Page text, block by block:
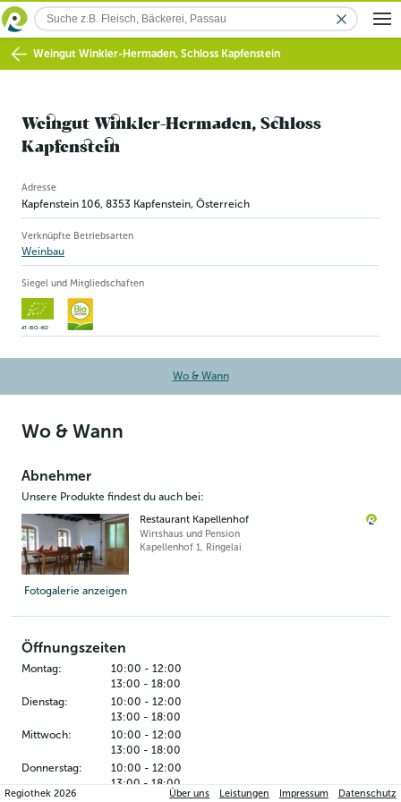
Weingut Winkler-Hermaden, Schloss Kapfenstein
Weingut Winkler-Hermaden, Schloss
Kapfenstein
Betriebsinformation
Adresse
Kapfenstein 106, 8353 Kapfenstein, Österreich
Verknüpfte Betriebsarten
Weinbau
Siegel und Mitgliedschaften
AT-BIO-402
Wo & Wann
Wo & Wann
Abnehmer
Unsere Produkte findest du auch bei:
Fotogalerie anzeigen
Restaurant Kapellenhof
Wirtshaus und Pension
Kapellenhof 1, Ringelai
Öffnungszeiten
Montag: 10:00 - 12:00
13:00 - 18:00
Dienstag: 10:00 - 12:00
13:00 - 18:00
Mittwoch: 10:00 - 12:00
13:00 - 18:00
Donnerstag: 10:00 - 12:00
13:00 - 18:00
Regiothek2026 Über uns Leistungen Impressum Datenschutz